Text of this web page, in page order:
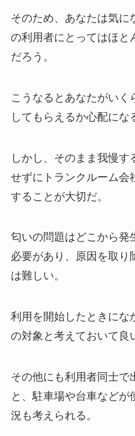
そのため、あなたは気に
の利用者にとってはほと
だろう。
こうなるとあなたがいく
してもらえるか心配にな
しかし、そのまま我慢
せずにトランクルーム会
することが大切だ。
匂いの問題はどこから発
必要があり、原因を取り
は難しい。
利用を開始したときにな
の対象と考えておいて良
その他にも利用者同士で
と、駐車場や台車などが
況も考えられる。